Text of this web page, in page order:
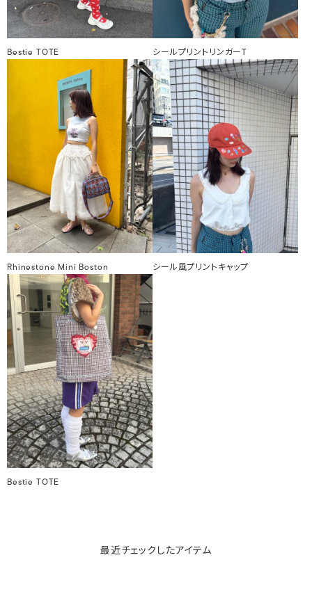
Bestie TOTE シールプリントリンガーT
Rhinestone Mini Boston シール風プリントキャップ
Bestie TOTE
最近チェックしたアイテム